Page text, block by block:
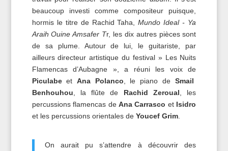
beaucoup investi comme compositeur puisque,
hormis le titre de Rachid Taha,Mundo Ideal - Ya
Araih Ouine Amsafer Tr, les dix autres pièces sont
de sa plume. Autour de lui, le guitariste, par
ailleurs directeur artistique du festival » Les Nuits
Flamencas d’Aubagne », a réuni les voix de
PiculabeetAna Polanco , le piano de Smail
Benhouhou , la flûte de Rachid Zeroual , les
percussions flamencas de Ana Carrasco et Isidro
et les percussions orientales de Youcef Grim.
On aurait pu s’attendre à découvrir des